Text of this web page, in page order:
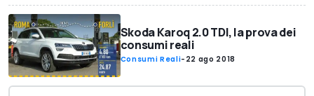
Skoda Karoq 2.0 TDI, la prova dei
consumi reali
Consumi Reali- 22 ago 2018